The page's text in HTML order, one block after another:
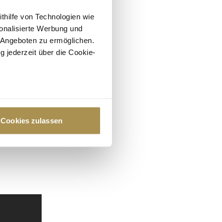
von Technologien wie
Werbung und
zu ermöglichen.
jederzeit über die Cookie-
Präferenzen im
Cookies zulassen